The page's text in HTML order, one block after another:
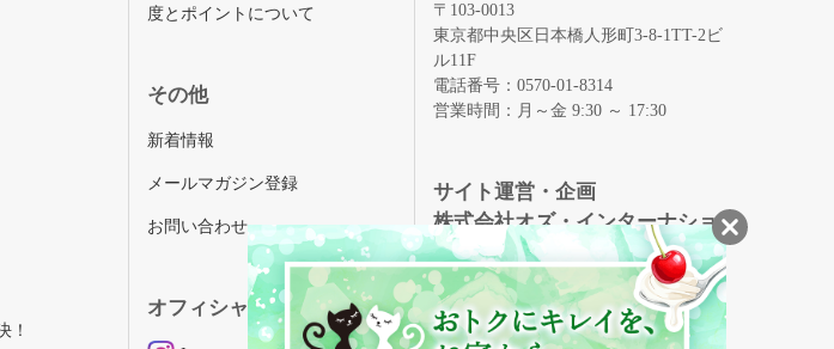
！
度とポイントについて
その他
新着情報
メールマガジン登録
お問い合わせ
オフィシャルSNS
〒103-0013
東京都中央区日本橋人形町3-8-1TT-2ビ
ル11F
電話番号：0570-01-8314
営業時間：月～金 9:30 ～ 17:30
サイト運営・企画
株式会社オズ・インターナショ
ナル
創業150年、英国伝統の最高級猪毛ハン
ドメイドヘアブラシ